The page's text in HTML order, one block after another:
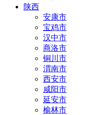
陕西
安康市
宝鸡市
汉中市
商洛市
铜川市
渭南市
西安市
咸阳市
延安市
榆林市